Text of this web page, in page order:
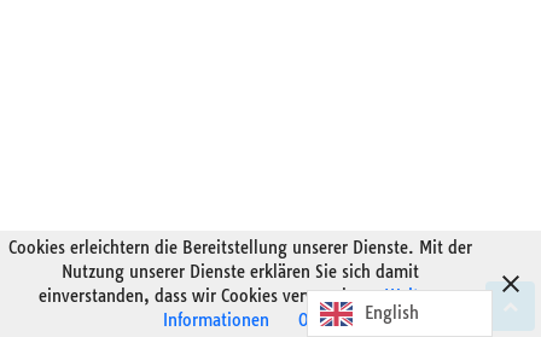
English
Cookies erleichtern die Bereitstellung unserer Dienste. Mit der
Nutzung unserer Dienste erklären Sie sich damit
einverstanden, dass wir Cookies verwenden. Weitere
Informationen
OK